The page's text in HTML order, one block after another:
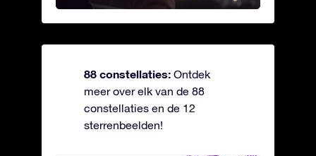
88 constellaties: Ontdek
meer over elk van de 88
constellaties en de 12
sterrenbeelden!